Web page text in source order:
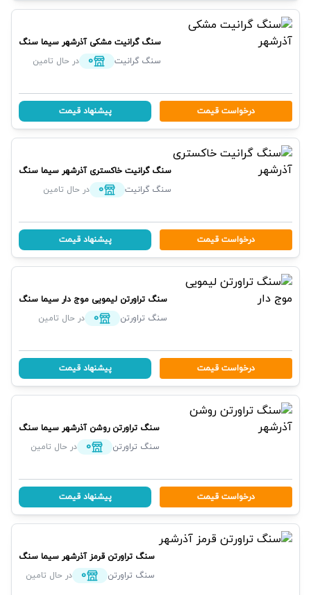
سنگ گرانیت مشکی آذرشهر سیما سنگ
سنگ گرانیت
0 در حال تامین
درخواست قیمت پیشنهاد قیمت
سنگ گرانیت خاکستری آذرشهر سیما سنگ
سنگ گرانیت
0 در حال تامین
درخواست قیمت پیشنهاد قیمت
سنگ تراورتن لیمویی موج دار سیما سنگ
سنگ تراورتن
0 در حال تامین
درخواست قیمت پیشنهاد قیمت
سنگ تراورتن روشن آذرشهر سیما سنگ
سنگ تراورتن
0 در حال تامین
درخواست قیمت پیشنهاد قیمت
سنگ تراورتن قرمز آذرشهر سیما سنگ
سنگ تراورتن
0 در حال تامین